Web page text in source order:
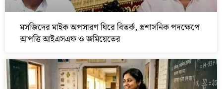
মসজিদের মাইক অপসারণ ঘিরে বিতর্ক, প্রশাসনিক পদক্ষেপে
আপত্তি আইএসএফ ও জমিয়েতের